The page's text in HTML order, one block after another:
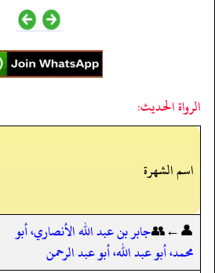
الرواة الحديث:
اسم الشهرة
👤←👥جابر بن عبد الله الأنصاري، أبو
محمد، أبو عبد الله، أبو عبد الرحمن